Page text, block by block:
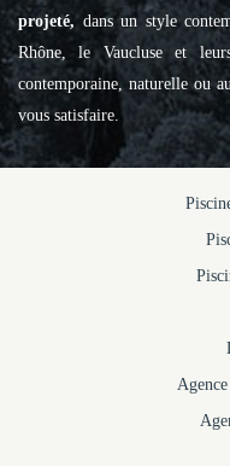
projeté, dans un style
Rhône, le Vaucluse et
contemporaine, naturelle ou
vous satisfaire.